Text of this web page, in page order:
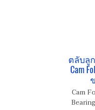
ตลับลู
Cam
Cam